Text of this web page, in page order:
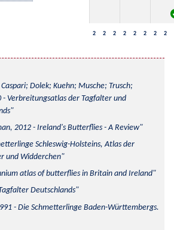
2 2 2 2 2 2 2 2
Dolek; Kuehn; Musche; Trusch;
- Verbreitungsatlas der Tagfalter und
2012 - Ireland's Butterflies - A Review
Schleswig-Holsteins, Atlas der
und Widderchen
atlas of butterflies in Britain and Ireland
Deutschlands
- Die Schmetterlinge Baden-Württembergs.